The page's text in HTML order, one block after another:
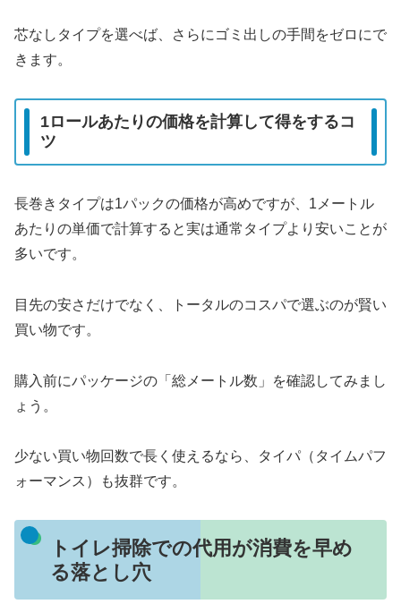
芯なしタイプを選べば、さらにゴミ出しの手間をゼロにで
きます。
1ロールあたりの価格を計算して得をするコ
ツ
長巻きタイプは1パックの価格が高めですが、1メートル
あたりの単価で計算すると実は通常タイプより安いことが
多いです。
目先の安さだけでなく、トータルのコスパで選ぶのが賢い
買い物です。
購入前にパッケージの「総メートル数」を確認してみまし
ょう。
少ない買い物回数で長く使えるなら、タイパ（タイムパフ
ォーマンス）も抜群です。
トイレ掃除での代用が消費を早め
る落とし穴